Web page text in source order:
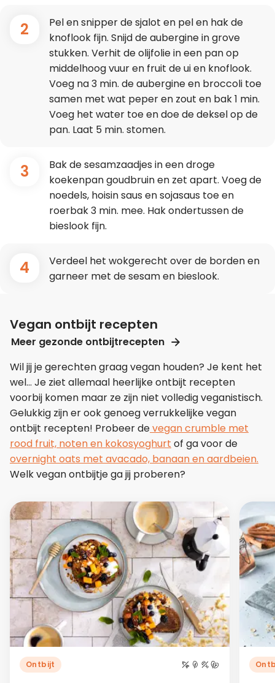
2
Pel en snipper de sjalot en pel en hak de
knoflook fijn. Snijd de aubergine in grove
stukken. Verhit de olijfolie in een pan op
middelhoog vuur en fruit de ui en knoflook.
Voeg na 3 min. de aubergine en broccoli toe
samen met wat peper en zout en bak 1 min.
Voeg het water toe en doe de deksel op de
pan. Laat 5 min. stomen.
3
Bak de sesamzaadjes in een droge
koekenpan goudbruin en zet apart. Voeg de
noedels, hoisin saus en sojasaus toe en
roerbak 3 min. mee. Hak ondertussen de
bieslook fijn.
4
Verdeel het wokgerecht over de borden en
garneer met de sesam en bieslook.
Vegan ontbijt recepten
Meer gezonde ontbijtrecepten
Wil jij je gerechten graag vegan houden? Je kent het
wel… Je ziet allemaal heerlijke ontbijt recepten
voorbij komen maar ze zijn niet volledig veganistisch.
Gelukkig zijn er ook genoeg verrukkelijke vegan
ontbijt recepten! Probeer devegan crumble met
rood fruit, noten en kokosyoghurt of ga voor de
overnight oats met avacado, banaan en aardbeien.
Welk vegan ontbijtje ga jij proberen?
Ontbijt